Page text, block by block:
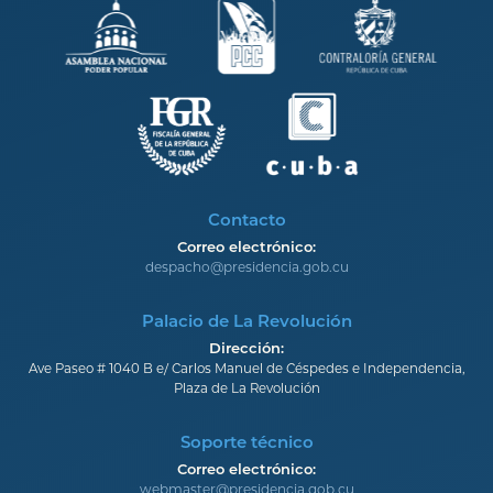
Contacto
Correo electrónico:
despacho@presidencia.gob.cu
Palacio de La Revolución
Dirección:
Ave Paseo # 1040 B e/ Carlos Manuel de Céspedes e Independencia,
Plaza de La Revolución
Soporte técnico
Correo electrónico:
webmaster@presidencia.gob.cu